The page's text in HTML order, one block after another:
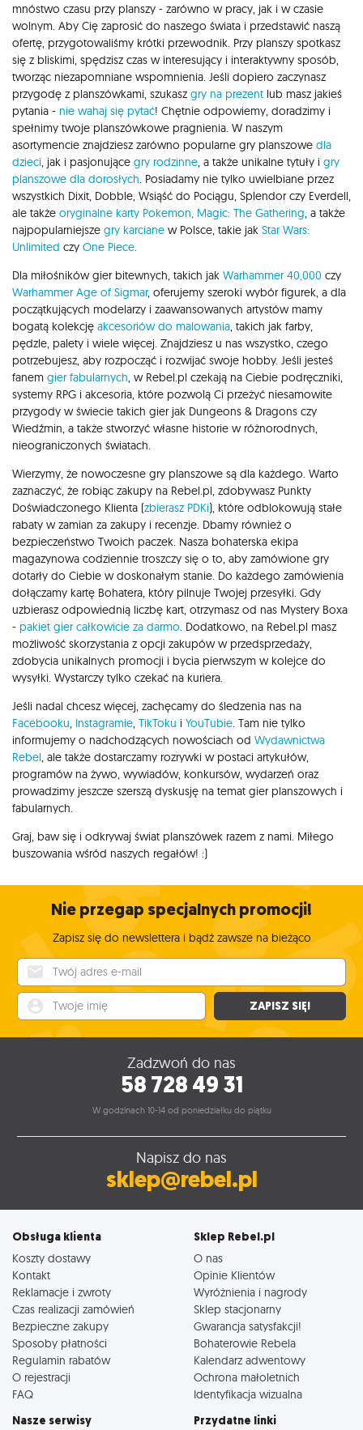
mnóstwo czasu przy planszy - zarówno w pracy, jak i w czasie
wolnym. Aby Cię zaprosić do naszego świata i przedstawić naszą
ofertę, przygotowaliśmy krótki przewodnik. Przy planszy spotkasz
się z bliskimi, spędzisz czas w interesujący i interaktywny sposób,
tworząc niezapomniane wspomnienia. Jeśli dopiero zaczynasz
przygodę z planszówkami, szukasz gry na prezent lub masz jakieś
pytania - nie wahaj się pytać! Chętnie odpowiemy, doradzimy i
spełnimy twoje planszówkowe pragnienia. W naszym
asortymencie znajdziesz zarówno popularne gry planszowe dla
dzieci , jak i pasjonujące gry rodzinne , a także unikalne tytuły i gry
planszowe dla dorosłych . Posiadamy nie tylko uwielbiane przez
wszystkich Dixit, Dobble, Wsiąść do Pociągu, Splendor czy Everdell,
ale także oryginalne karty Pokemon, Magic: The Gathering , a także
najpopularniejsze gry karciane w Polsce, takie jak Star Wars:
Unlimited czy One Piece
Dla miłośników gier bitewnych, takich jak Warhammer 40,000 czy
Warhammer Age of Sigmar, oferujemy szeroki wybór figurek, a dla
początkujących modelarzy i zaawansowanych artystów mamy
bogatą kolekcję akcesoriów do malowania , takich jak farby,
pędzle, palety i wiele więcej. Znajdziesz u nas wszystko, czego
potrzebujesz, aby rozpocząć i rozwijać swoje hobby. Jeśli jesteś
fanem gier fabularnych , w Rebel.pl czekają na Ciebie podręczniki,
systemy RPG i akcesoria, które pozwolą Ci przeżyć niesamowite
przygody w świecie takich gier jak Dungeons & Dragons czy
Wiedźmin, a także stworzyć własne historie w różnorodnych,
nieograniczonych światach.
Wierzymy, że nowoczesne gry planszowe są dla każdego. Warto
zaznaczyć, że robiąc zakupy na Rebel.pl, zdobywasz Punkty
Doświadczonego Klienta (zbierasz PDKi), które odblokowują stałe
rabaty w zamian za zakupy i recenzje. Dbamy również o
bezpieczeństwo Twoich paczek. Nasza bohaterska ekipa
magazynowa codziennie troszczy się o to, aby zamówione gry
dotarły do Ciebie w doskonałym stanie. Do każdego zamówienia
dołączamy kartę Bohatera, który pilnuje Twojej przesyłki. Gdy
uzbierasz odpowiednią liczbę kart, otrzymasz od nas Mystery Boxa
- pakiet gier całkowicie za darmo . Dodatkowo, na Rebel.pl masz
możliwość skorzystania z opcji zakupów w przedsprzedaży,
zdobycia unikalnych promocji i bycia pierwszym w kolejce do
wysyłki. Wystarczy tylko czekać na kuriera.
Jeśli nadal chcesz więcej, zachęcamy do śledzenia nas na
Facebooku Instagramie TikToku i YouTubie . Tam nie tylko
informujemy o nadchodzących nowościach od Wydawnictwa
Rebel , ale także dostarczamy rozrywki w postaci artykułów,
programów na żywo, wywiadów, konkursów, wydarzeń oraz
prowadzimy jeszcze szerszą dyskusję na temat gier planszowych i
fabularnych.
Graj, baw się i odkrywaj świat planszówek razem z nami. Miłego
buszowania wśród naszych regałów! :)
Nie przegap specjalnych promocji!
Zapisz się do newslettera i bądź zawsze na bieżąco
ZAPISZ SIĘ!
Zadzwoń do nas
58 728 49 31
W godzinach 10-14 od poniedziałku do piątku
Napisz do nas
sklep@rebel.pl
Obsługa klienta
Koszty dostawy
Kontakt
Reklamacje i zwroty
Czas realizacji zamówień
Bezpieczne zakupy
Sposoby płatności
Regulamin rabatów
O rejestracji
FAQ
Sklep Rebel.pl
O nas
Opinie Klientów
Wyróżnienia i nagrody
Sklep stacjonarny
Gwarancja satysfakcji!
Bohaterowie Rebela
Kalendarz adwentowy
Ochrona małoletnich
Identyfikacja wizualna
Nasze serwisy Przydatne linki